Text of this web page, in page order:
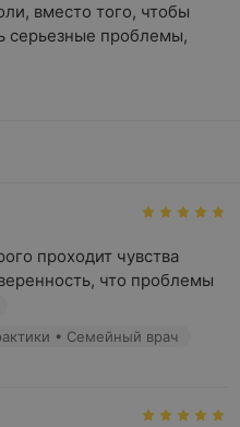
вместо того, чтобы
серьезные проблемы,
проходит чувства
что проблемы
• Семейный врач